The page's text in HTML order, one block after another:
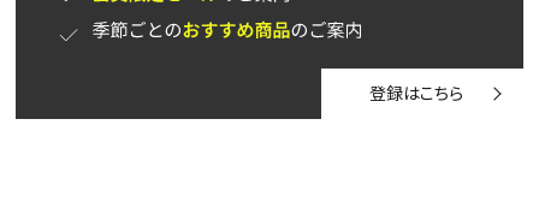
登録はこちら